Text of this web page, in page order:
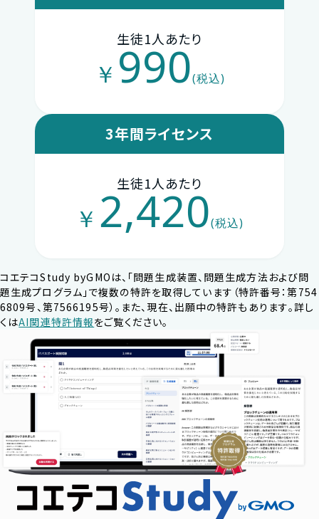
生徒1人あたり
￥ 990(税込)
3年間ライセンス
生徒1人あたり
￥ 2,420(税込)
コエテコStudy byGMOは、「問題⽣成装置、問題⽣成⽅法および問
題⽣成プログラム」で複数の特許を取得しています（特許番号：第754
6809号、第7566195号）。また、現在、出願中の特許もあります。詳し
くはAI関連特許情報をご覧ください。